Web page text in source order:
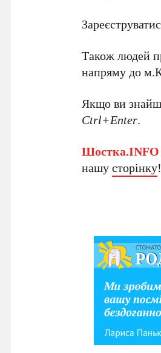
Також людей
напряму до
Якщо ви
Ctrl+Enter.
Шостка.INFO
нашусторінку!